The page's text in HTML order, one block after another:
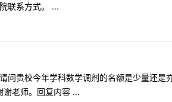
联系方式。 ...
贵校今年学科数学调剂的名额是少量还是
老师。回复内容 ...